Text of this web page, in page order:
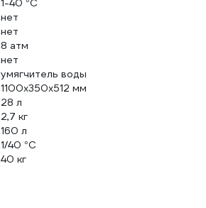
1-40 °С
нет
нет
8 атм
нет
умягчитель воды
1100х350х512 мм
28 л
2,7 кг
160 л
1/40 °С
40 кг